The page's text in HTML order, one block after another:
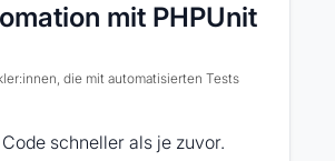
mit PHPUnit
die mit automatisierten Tests
schneller als je zuvor.